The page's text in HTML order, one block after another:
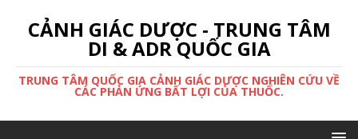
CẢNH GIÁC DƯỢC - TRUNG TÂM
DI & ADR QUỐC GIA
TRUNG TÂM QUỐC GIA CẢNH GIÁC DƯỢC NGHIÊN CỨU VỀ
CÁC PHẢN ỨNG BẤT LỢI CỦA THUỐC.